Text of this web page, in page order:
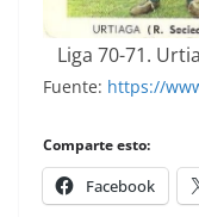
Liga 70-71.
Fuente: https://
Comparte esto:
Facebook